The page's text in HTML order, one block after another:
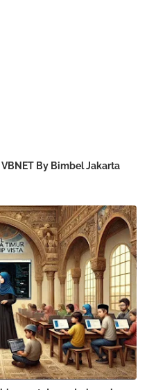
By Bimbel Jakarta